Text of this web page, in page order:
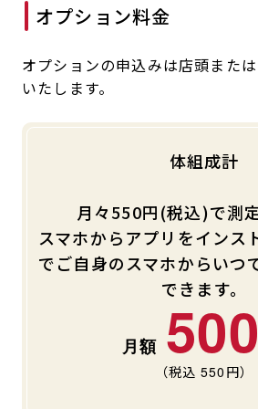
オプション料金
オプションの申込みは店頭また
いたします。
体組成計
月々550円(税込)で測
スマホからアプリをインス
でご自身のスマホからいつ
できます。
500
（税込 550 円）